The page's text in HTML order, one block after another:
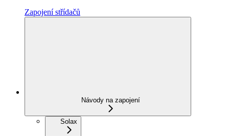
Zapojení střídačů
Návody na zapojení
Solax